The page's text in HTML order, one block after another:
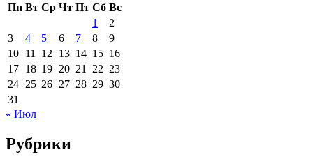
Пн Вт Ср Чт Пт Сб Вс
1
2
3
4 5 6 7 8
9
10 11 12 13 14 15 16
17 18 19 20 21 22 23
24 25 26 27 28 29 30
31
« Июл
Рубрики